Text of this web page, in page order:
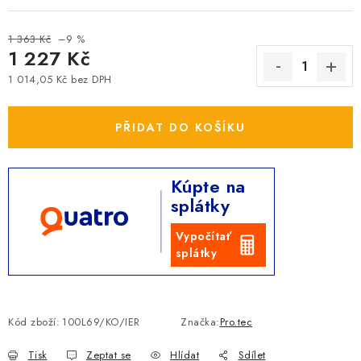
1 363 Kč –9 %
1 227 Kč
1 014,05 Kč bez DPH
PŘIDAT DO KOŠÍKU
Kúpte na
splátky
Vypočítať
splátky
Kód zboží: 100L69/KO/IER Značka:Pro.tec
Tisk Zeptat se Hlídat Sdílet